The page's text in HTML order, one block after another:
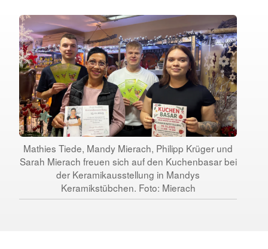
Mathies Tiede, Mandy Mierach, Philipp Krüger und
Sarah Mierach freuen sich auf den Kuchenbasar bei
der Keramikausstellung in Mandys
Keramikstübchen. Foto: Mierach